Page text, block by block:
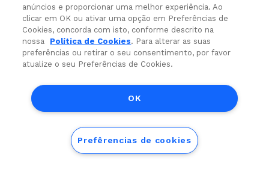
anúncios e proporcionar uma melhor experiência. Ao
clicar em OK ou ativar uma opção em Preferências de
Cookies, concorda com isto, conforme descrito na
nossa
Política de Cookies. Para alterar as suas
preferências ou retirar o seu consentimento, por favor
atualize o seu Preferências de Cookies.
OK
Prefêrencias de cookies